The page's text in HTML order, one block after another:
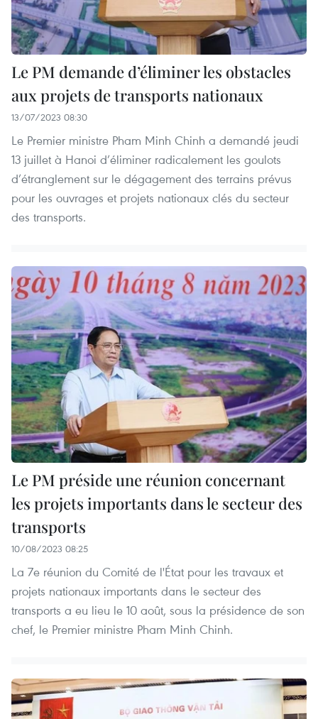
Le PM demande d’éliminer les obstacles
aux projets de transports nationaux
13/07/2023 08:30
Le Premier ministre Pham Minh Chinh a demandé jeudi
13 juillet à Hanoi d’éliminer radicalement les goulots
d’étranglement sur le dégagement des terrains prévus
pour les ouvrages et projets nationaux clés du secteur
des transports. ​
Le PM préside une réunion concernant
les projets importants dans le secteur des
transports
10/08/2023 08:25
La 7e réunion du Comité de l'État pour les travaux et
projets nationaux importants dans le secteur des
transports a eu lieu le 10 août, sous la présidence de son
chef, le Premier ministre Pham Minh Chinh.